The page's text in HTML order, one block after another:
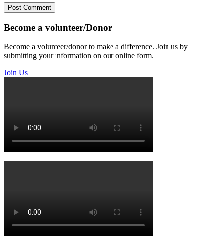
Post Comment
Become a volunteer/Donor
Become a volunteer/donor to make a difference. Join us by
submitting your information on our online form.
Join Us